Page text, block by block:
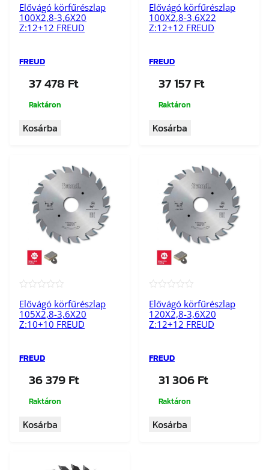
n
n
é
Elővágó körfűrészlap
100X2,8-3,6X20
Z:12+12 FREUD
FREUD
37 478 Ft
Raktáron
Kosárba
Elővágó körfűrészlap
100X2,8-3,6X22
Z:12+12 FREUD
FREUD
37 157Ft
Raktáron
Kosárba
Elővágó körfűrészlap
105X2,8-3,6X20
Z:10+10 FREUD
FREUD
36 379Ft
Raktáron
Kosárba
Elővágó körfűrészlap
120X2,8-3,6X20
Z:12+12 FREUD
FREUD
31 306Ft
Raktáron
Kosárba